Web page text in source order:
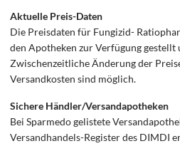
Aktuelle Preis-Daten
Die Preisdaten für Fungizid-
den Apotheken zur Verfügung
Zwischenzeitliche Änderung der
Versandkosten sind möglich.
Sichere Händler/Versandapotheken
Bei Sparmedo gelistete
Versandhandels-Register des DIMDI